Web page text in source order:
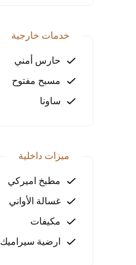
خدمات خارجية
حارس أمني
مسبح مفتوح
ساونا
ميزات داخلية
مطبخ اميركي
غسالة الأواني
مكيفات
ارضية سيراميك